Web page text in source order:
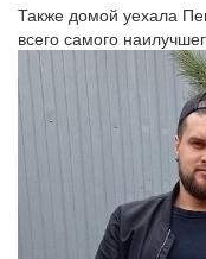
Также домой уехала
всего самого